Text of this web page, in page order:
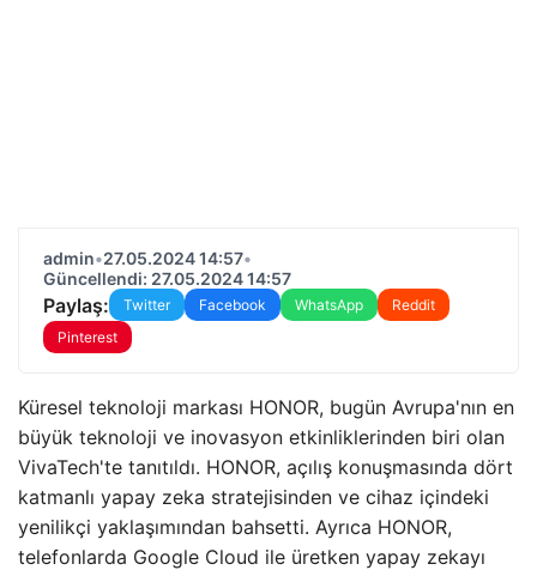
admin•27.05.2024 14:57•
Güncellendi: 27.05.2024 14:57
Paylaş: Twitter Facebook WhatsApp
Reddit
Pinterest
Küresel teknoloji markası HONOR, bugün Avrupa'nın en
büyük teknoloji ve inovasyon etkinliklerinden biri olan
VivaTech'te tanıtıldı. HONOR, açılış konuşmasında dört
katmanlı yapay zeka stratejisinden ve cihaz içindeki
yenilikçi yaklaşımından bahsetti. Ayrıca HONOR,
telefonlarda Google Cloud ile üretken yapay zekayı